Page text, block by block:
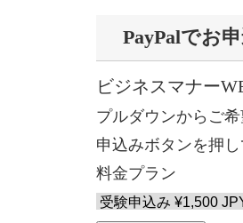
PayPalでお
ビジネスマナー
プルダウンからご
申込みボタンを押
料金プラン